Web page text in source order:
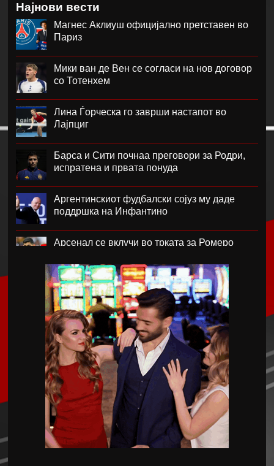
Најнови вести
Магнес Аклиуш официјално претставен во
Париз
Мики ван де Вен се согласи на нов договор
со Тотенхем
Лина Ѓорческа го заврши настапот во
Лајпциг
Барса и Сити почнаа преговори за Родри,
испратена и првата понуда
Аргентинскиот фудбалски сојуз му даде
поддршка на Инфантино
Арсенал се вклучи во трката за Ромеро
ПСЖ го купи најдобриот фудбалер на
Монако
Крстевски го замени МЗТ Скопје со
Куманово
Силверстоун се враќа во календарот на
Мото ГП шампионатот
Винициус го продолжи договорот со Реал
Мадрид